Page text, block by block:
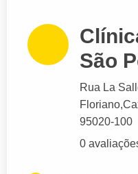
São
Rua La
Floriano,
95020-100
0